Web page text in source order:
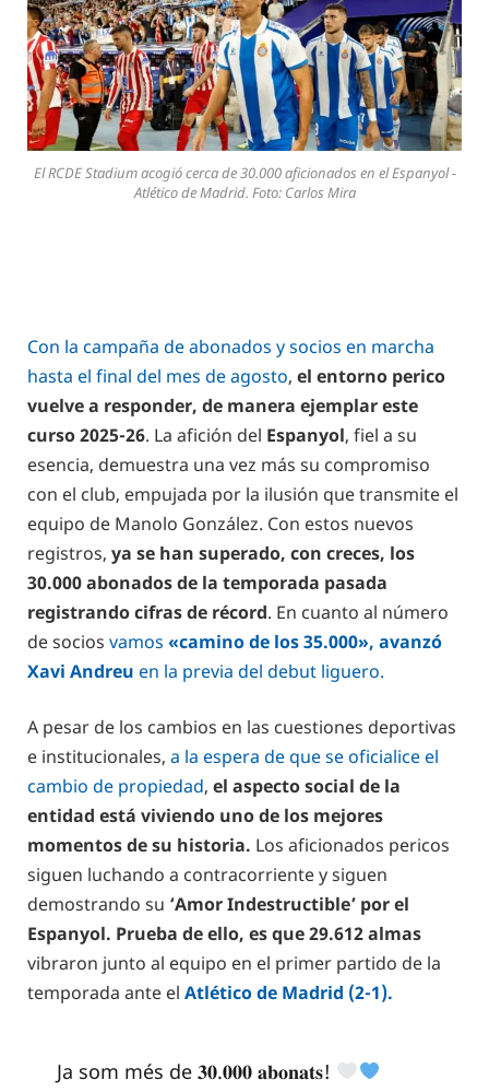
El RCDE Stadium acogió cerca de 30.000 aficionados en el Espanyol -
Atlético de Madrid. Foto: Carlos Mira
Con la campaña de abonados y socios en marcha
hasta el final del mes de agosto, el entorno perico
vuelve a responder, de manera ejemplar este
curso 2025-26. La afición del Espanyol, fiel a su
esencia, demuestra una vez más su compromiso
con el club, empujada por la ilusión que transmite el
equipo de Manolo González. Con estos nuevos
registros, ya se han superado, con creces, los
30.000 abonados de la temporada pasada
registrando cifras de récord. En cuanto al número
de socios vamos «camino de los 35.000», avanzó
Xavi Andreu en la previa del debut liguero.
A pesar de los cambios en las cuestiones deportivas
e institucionales, a la espera de que se oficialice el
cambio de propiedad, el aspecto social de la
entidad está viviendo uno de los mejores
momentos de su historia. Los aficionados pericos
siguen luchando a contracorriente y siguen
demostrando su ‘Amor Indestructible’ por el
Espanyol. Prueba de ello, es que 29.612 almas
vibraron junto al equipo en el primer partido de la
temporada ante el Atlético de Madrid (2-1).
Ja som més de 𝟑𝟎.𝟎𝟎𝟎 𝐚𝐛𝐨𝐧𝐚𝐭𝐬!